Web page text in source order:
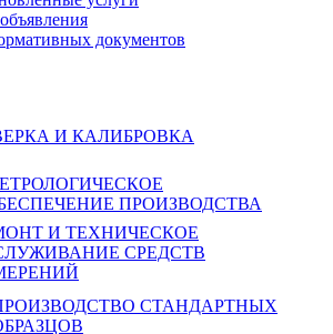
документов
И КАЛИБРОВКА
ПРОИЗВОДСТВА
И ТЕХНИЧЕСКОЕ
СРЕДСТВ
СТАНДАРТНЫХ